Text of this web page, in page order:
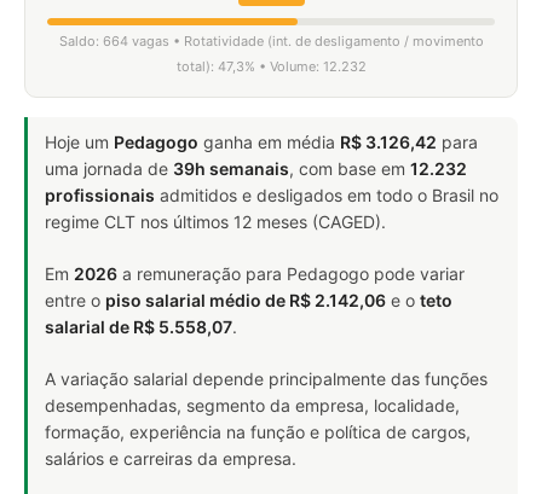
Saldo: 664 vagas • Rotatividade (int. de desligamento / movimento
total): 47,3% • Volume: 12.232
Hoje um Pedagogo ganha em média R$ 3.126,42 para
uma jornada de 39h semanais, com base em 12.232
profissionais admitidos e desligados em todo o Brasil no
regime CLT nos últimos 12 meses (CAGED).
Em 2026 a remuneração para Pedagogo pode variar
entre o piso salarial médio de R$ 2.142,06 e o teto
salarial de R$ 5.558,07.
A variação salarial depende principalmente das funções
desempenhadas, segmento da empresa, localidade,
formação, experiência na função e política de cargos,
salários e carreiras da empresa.